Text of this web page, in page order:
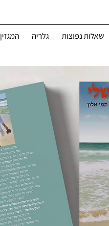
שאלות נפוצות גלריה המגזין